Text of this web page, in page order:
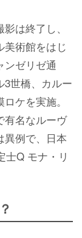
は終了し、
術館をはじ
ンゼリゼ通
3世橋、カルー
ケを実施。
有名なルーヴ
異例で、日本
士Q モナ・リ